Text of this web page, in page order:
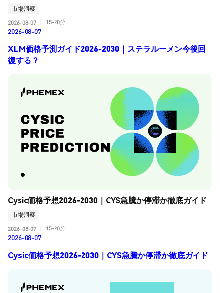
市場洞察
2026-08-07
15-20分
2026-08-07
XLM価格予測ガイド2026-2030｜ステラルーメン今後回
復する？
Cysic価格予想2026-2030｜CYS急騰か停滞か徹底ガイド
市場洞察
2026-08-07
15-20分
2026-08-07
Cysic価格予想2026-2030｜CYS急騰か停滞か徹底ガイド